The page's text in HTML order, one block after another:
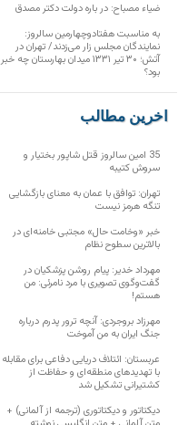
ضیاء مصباح: در باره دولت دکتر مصدق
به مناسبت هفتادوچهارمین سالروز:
نمایندگان مجلس زار می‌زدند/ تهران در
آتش؛ ۳۰ تیر ۱۳۳۱ میدان بهارستان چه خبر
بود؟
آخرین مطالب
35 امین سالروز قتل شاپور بختیار و
سروش کتیبه
تهران: توافق با عمان به معنای بازگشایی
تنگه هرمز نیست
خبر «وخامت حال» مجتبی خامنه‌ای در
بالاترین سطوح نظام
مهرداد خدیر: پیام روشن پزشکیان در
گفت‌و‌گوی تصویری با مرد نامرئی: من
هستم!
مهرزاد بروجردی: آنچه ترور پدرم درباره
جنگ ایران به من آموخت
عربستان: ائتلاف دریایی دفاعی برای مقابله
با تهدیدهای منطقه‌ای و حفاظت از
کشتیرانی تشکیل شد
دیکتاتور و دیکتاتوری (ترجمه از آلمانی) +